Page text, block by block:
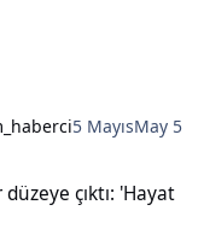
5 MayısMay 5
çıktı: 'Hayat